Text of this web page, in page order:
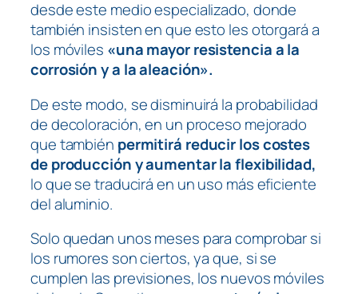
desde este medio especializado, donde
también insisten en que esto les otorgará a
los móviles «una mayor resistencia a la
corrosión y a la aleación».
De este modo, se disminuirá la probabilidad
de decoloración, en un proceso mejorado
que también permitirá reducir los costes
de producción y aumentar la flexibilidad,
lo que se traducirá en un uso más eficiente
del aluminio.
Solo quedan unos meses para comprobar si
los rumores son ciertos, ya que, si se
cumplen las previsiones, los nuevos móviles